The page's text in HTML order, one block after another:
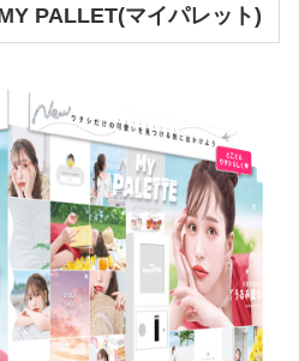
PALLET(マイパレット)